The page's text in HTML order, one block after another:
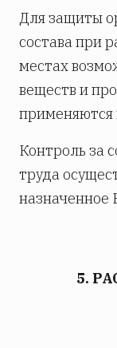
Для защиты
состава при
местах
веществ и
применяются
Контроль за
труда
назначенное
5.